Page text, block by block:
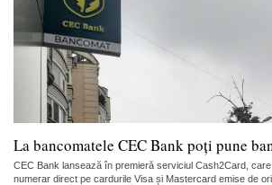
La bancomatele CEC Bank poți pune
CEC Bank lansează în premieră serviciul Cash2Card,
numerar direct pe cardurile Visa și Mastercard emise de